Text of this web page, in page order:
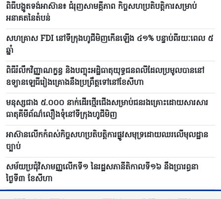
ពិធីបង្ហូតទង់អាស៊ាន៖ ជំរុញសាមគ្គីភាព កិច្ចសហប្រតិបត្តិការសម្រាប់
អនាគតនៃតំបន់
សហគ្រាស FDI នៅទីក្រុងហូជីមិញកើនឡើង ៤១% បន្ទាប់ពីរយៈពេល ៥
ឆ្នាំ
ពិធីរំលឹកវិញ្ញាណក្ខន្ធ និងបញ្ចុះអដ្ឋិធាតុយុទ្ធជនពលីដែលប្រមូលបាននៅ
ឧទ្យានឡេធីរៀងគ្រោងនឹងប្រព្រឹត្តទៅនៅខែសីហា
មនុស្សជាង ៥.០០០ នាក់ដើរថ្មើរជើងសម្រាប់ជនរងគ្រោះដោយសារសារ
ធាតុគីមីព័ណ៌លឿងទុំនៅទីក្រុងហូជីមិញ
អាស៊ានលើកកំពស់កិច្ចសហប្រតិបត្តិការផ្លូវសមុទ្រដោយឈរលើមុលដ្ឋាន
ច្បាប់
សម័យប្រជុំវិសាមញ្ញលើកទី១ នៃរដ្ឋសភានីតិកាលទី១៦ នឹងប្រារព្ធនា
ថ្ងៃទី៣ ខែសីហា